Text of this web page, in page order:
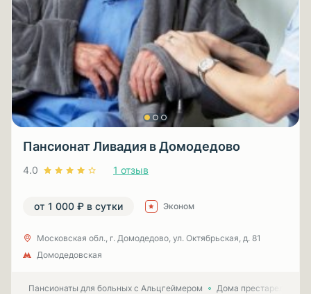
Пансионат Ливадия в Домодедово
4.0 1 отзыв
от 1 000 ₽ в сутки Эконом
Московская обл., г. Домодедово, ул. Октябрьская, д. 81
Домодедовская
Пансионаты для больных с Альцгеймером Дома престарелых